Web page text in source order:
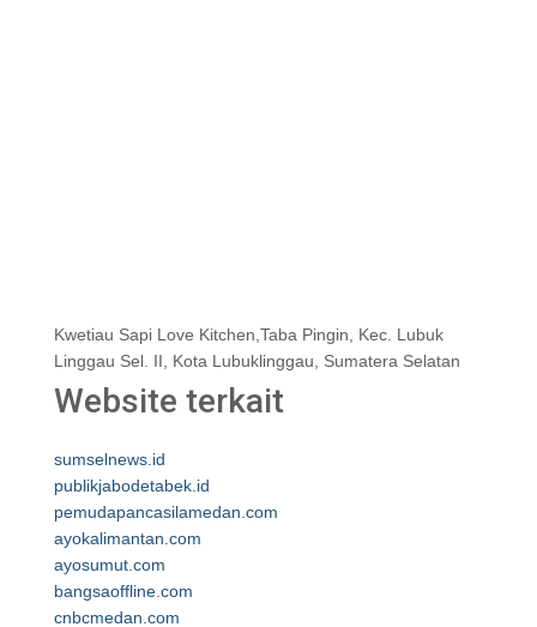
Kwetiau Sapi Love Kitchen,Taba Pingin, Kec. Lubuk
Linggau Sel. II, Kota Lubuklinggau, Sumatera Selatan
Website terkait
sumselnews.id
publikjabodetabek.id
pemudapancasilamedan.com
ayokalimantan.com
ayosumut.com
bangsaoffline.com
cnbcmedan.com